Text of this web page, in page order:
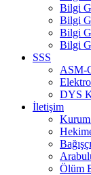
Bilgi
Bilgi
Bilgi
Bilgi
SSS
ASM-
DYS
İletişim
Ölüm